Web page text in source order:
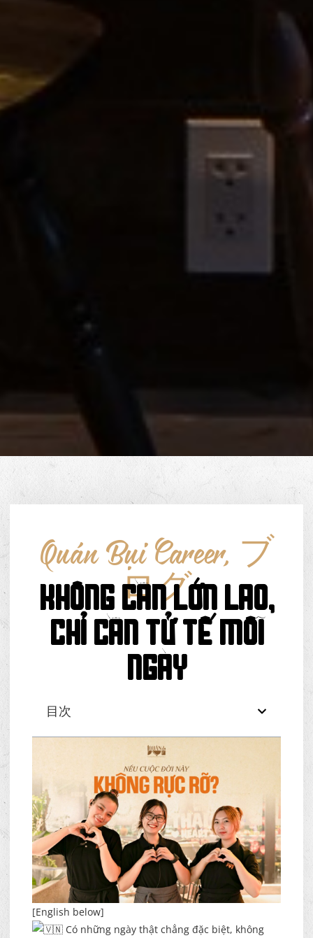
Quán Bụi Career,
ブ
ログ
KHÔNG CẦN LỚN LAO,
CHỈ CẦN TỬ TẾ MỖI
NGÀY
目次
[English below]
Có những ngày thật chẳng đặc biệt, không